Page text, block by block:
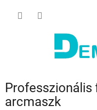
Professzionális
arcmaszk